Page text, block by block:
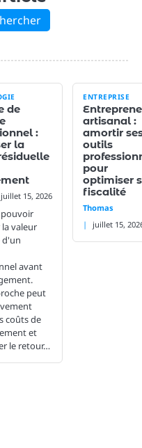
de
:
la
juillet 15, 2026
valeur
d'un
avant
peut
coûts de
et
le retour…
ENTREPRISE
artisanal :
amortir
outils
pour
optimiser
fiscalité
Thomas
juillet 15,